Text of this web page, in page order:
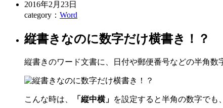
2016年2月23日
category： Word
縦書きなのに数字だけ横書き！？
縦書きのワード文書に、日付や郵便番号などの半角
こんな時は、 「縦中横」 を設定すると半角の数字でも